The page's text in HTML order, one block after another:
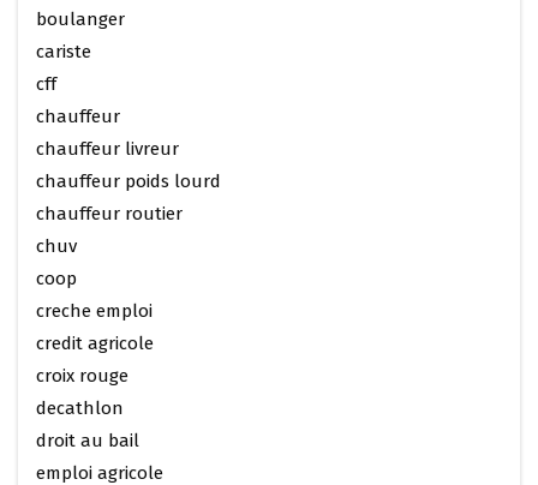
boulanger
cariste
cff
chauffeur
chauffeur livreur
chauffeur poids lourd
chauffeur routier
chuv
coop
creche emploi
credit agricole
croix rouge
decathlon
droit au bail
emploi agricole